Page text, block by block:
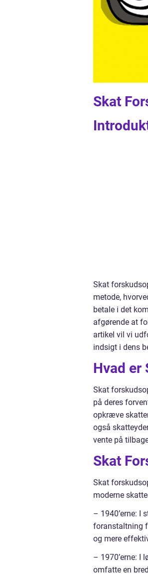
Skat
Skat
metode,
betale i det
afgørende at
artikel vil vi
indsigt i dens
Hvad er
Skat
på deres
opkræve
også
vente på
Skat
Skat
moderne
– 1940’erne: I
foranstaltning
og mere
– 1970’erne: I
omfatte en